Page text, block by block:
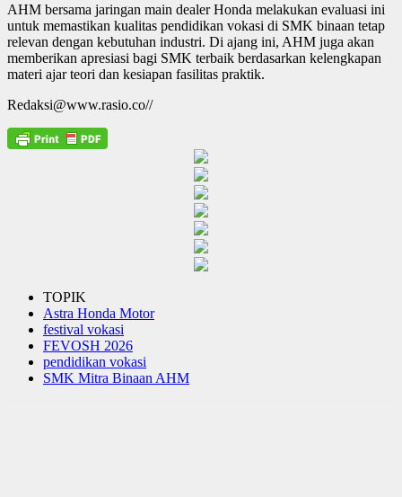
AHM bersama jaringan main dealer Honda melakukan evaluasi ini
untuk memastikan kualitas pendidikan vokasi di SMK binaan tetap
relevan dengan kebutuhan industri. Di ajang ini, AHM juga akan
memberikan apresiasi bagi SMK terbaik berdasarkan kelengkapan
materi ajar teori dan kesiapan fasilitas praktik.
Redaksi@www.rasio.co//
TOPIK
Astra Honda Motor
festival vokasi
FEVOSH 2026
pendidikan vokasi
SMK Mitra Binaan AHM